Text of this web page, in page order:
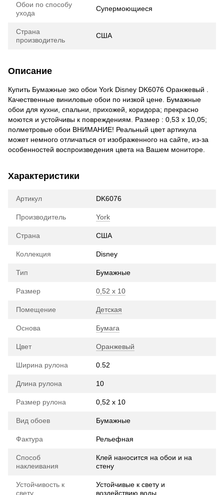
Обои по способу
ухода
Супермоющиеся
Страна
производитель
США
Описание
Купить Бумажные эко обои York Disney DK6076 Оранжевый .
Качественные виниловые обои по низкой цене. Бумажные
обои для кухни, спальни, прихожей, коридора; прекрасно
моются и устойчивы к повреждениям. Размер : 0,53 x 10,05;
полметровые обои ВНИМАНИЕ! Реальный цвет артикула
может немного отличаться от изображенного на сайте, из-за
особенностей воспроизведения цвета на Вашем мониторе.
Характеристики
Артикул DK6076
Производитель York
Страна США
Коллекция Disney
Тип Бумажные
Размер 0,52 х 10
Помещение Детская
Основа Бумага
Цвет Оранжевый
Ширина рулона 0.52
Длина рулона 10
Размер рулона 0,52 х 10
Вид обоев Бумажные
Фактура Рельефная
Способ
наклеивания
Клей наносится на обои и на
стену
Устойчивость к
свету
Устойчивые к свету и
воздействию воды